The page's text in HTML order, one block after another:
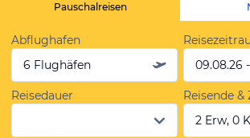
Pauschalreisen
Abflughafen
6 Flughäfen
09.08.26
Reisedauer
Reisende &
2 Erw, 0